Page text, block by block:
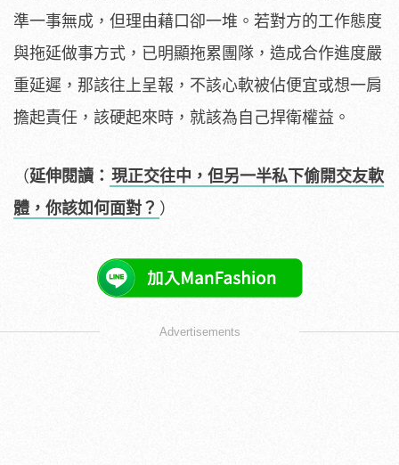
準一事無成，但理由藉口卻一堆。若對方的工作態度
與拖延做事方式，已明顯拖累團隊，造成合作進度嚴
重延遲，那該往上呈報，不該心軟被佔便宜或想一肩
擔起責任，該硬起來時，就該為自己捍衛權益。
（延伸閱讀： 現正交往中，但另一半私下偷開交友軟
體，你該如何面對？ ）
Advertisements